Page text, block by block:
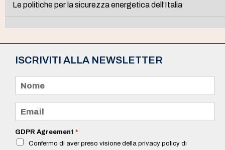
Le politiche per la sicurezza energetica dell’Italia
ISCRIVITI ALLA NEWSLETTER
m
e
a
i
*
GDPR Agreement *
Confermo di aver preso visione della privacy policy di